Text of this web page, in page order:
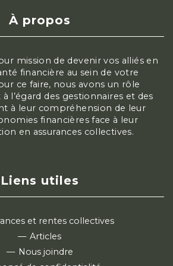
À propos
mission de devenir vos alliés en
financière au sein de votre
ce faire, nous avons un rôle
l’égard des gestionnaires et des
à leur compréhension de leur
financières face à leur
en assurances collectives.
Liens utiles
et rentes collectives
Articles
Nous joindre